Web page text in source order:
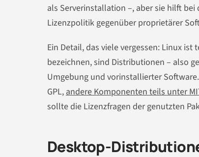
als Serverinstallation –, aber sie hilft
Lizenzpolitik gegenüber proprietärer
Ein Detail, das viele vergessen: Linux ist
bezeichnen, sind Distributionen – also
Umgebung und vorinstallierter
GPL, andere Komponenten teils unter
sollte die Lizenzfragen der genutzten
Desktop-